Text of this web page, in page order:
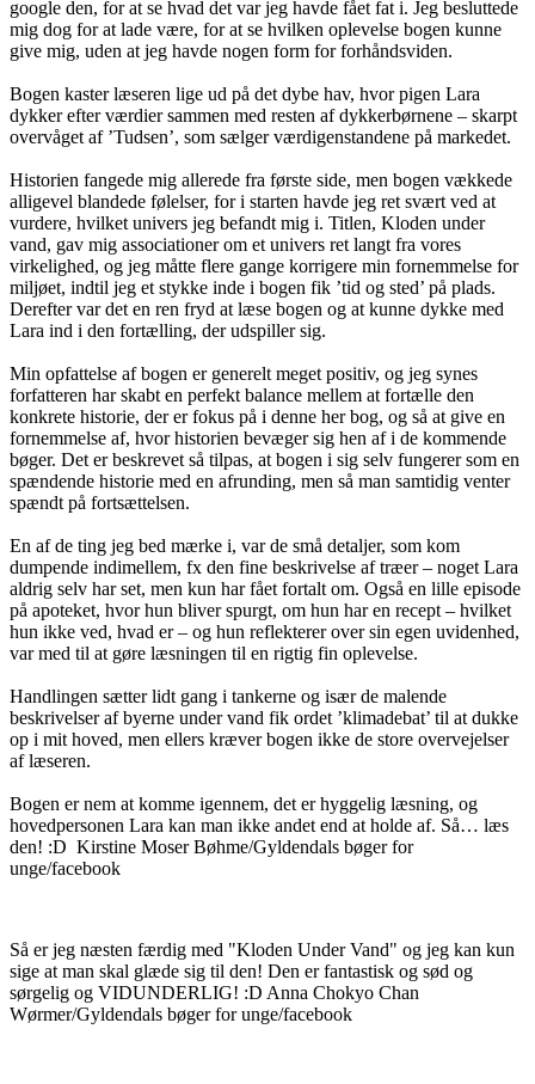
google den, for at se hvad det var jeg havde fået fat i. Jeg besluttede
mig dog for at lade være, for at se hvilken oplevelse bogen kunne
give mig, uden at jeg havde nogen form for forhåndsviden.
Bogen kaster læseren lige ud på det dybe hav, hvor pigen Lara
dykker efter værdier sammen med resten af dykkerbørnene – skarpt
overvåget af ’Tudsen’, som sælger værdigenstandene på markedet.
Historien fangede mig allerede fra første side, men bogen vækkede
alligevel blandede følelser, for i starten havde jeg ret svært ved at
vurdere, hvilket univers jeg befandt mig i. Titlen, Kloden under
vand, gav mig associationer om et univers ret langt fra vores
virkelighed, og jeg måtte flere gange korrigere min fornemmelse for
miljøet, indtil jeg et stykke inde i bogen fik ’tid og sted’ på plads.
Derefter var det en ren fryd at læse bogen og at kunne dykke med
Lara ind i den fortælling, der udspiller sig.
Min opfattelse af bogen er generelt meget positiv, og jeg synes
forfatteren har skabt en perfekt balance mellem at fortælle den
konkrete historie, der er fokus på i denne her bog, og så at give en
fornemmelse af, hvor historien bevæger sig hen af i de kommende
bøger. Det er beskrevet så tilpas, at bogen i sig selv fungerer som en
spændende historie med en afrunding, men så man samtidig venter
spændt på fortsættelsen.
En af de ting jeg bed mærke i, var de små detaljer, som kom
dumpende indimellem, fx den fine beskrivelse af træer – noget Lara
aldrig selv har set, men kun har fået fortalt om. Også en lille episode
på apoteket, hvor hun bliver spurgt, om hun har en recept – hvilket
hun ikke ved, hvad er – og hun reflekterer over sin egen uvidenhed,
var med til at gøre læsningen til en rigtig fin oplevelse.
Handlingen sætter lidt gang i tankerne og især de malende
beskrivelser af byerne under vand fik ordet ’klimadebat’ til at dukke
op i mit hoved, men ellers kræver bogen ikke de store overvejelser
af læseren.
Bogen er nem at komme igennem, det er hyggelig læsning, og
hovedpersonen Lara kan man ikke andet end at holde af. Så… læs
den! :D Kirstine Moser Bøhme/Gyldendals bøger for
unge/facebook
Så er jeg næsten færdig med "Kloden Under Vand" og jeg kan kun
sige at man skal glæde sig til den! Den er fantastisk og sød og
sørgelig og VIDUNDERLIG! :D Anna Chokyo Chan
Wørmer/Gyldendals bøger for unge/facebook